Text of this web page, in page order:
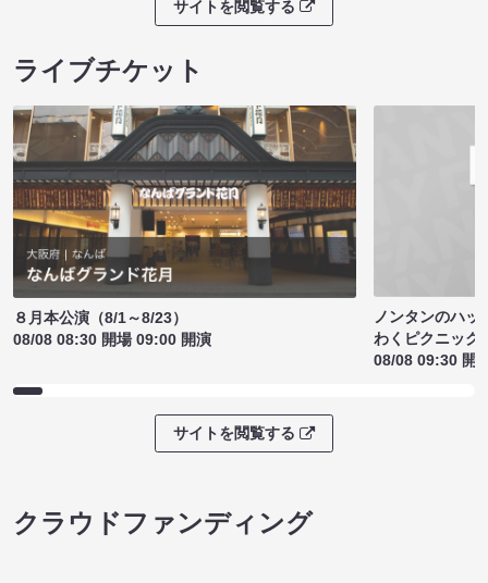
サイトを閲覧する
ライブチケット
８月本公演（8/1～8/23）
08/08 08:30 開場 09:00 開演
ノンタンのハッ
わくピクニック
08/08 09:30 開
サイトを閲覧する
クラウドファンディング